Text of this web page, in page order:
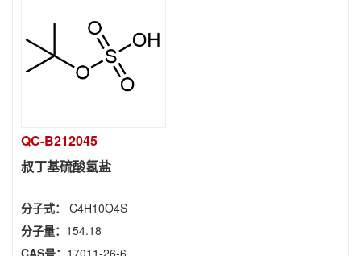
QC-B212045
叔丁基硫酸氢盐
分子式： C4H10O4S
分子量： 154.18
CAS号： 17011-26-6